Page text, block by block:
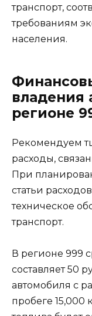
транспорт,
требованиям
населения.
владения
регионе
Рекомендуем
расходы,
При
статьи
техническое
транспорт.
В регионе 999
составляет 50
автомобиля с
пробеге 15,000